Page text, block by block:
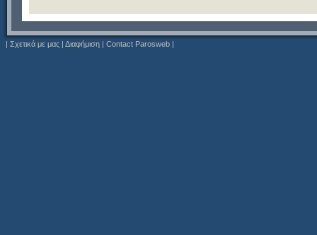
| Σχετικά με μας | Διαφήμιση | Contact Parosweb |